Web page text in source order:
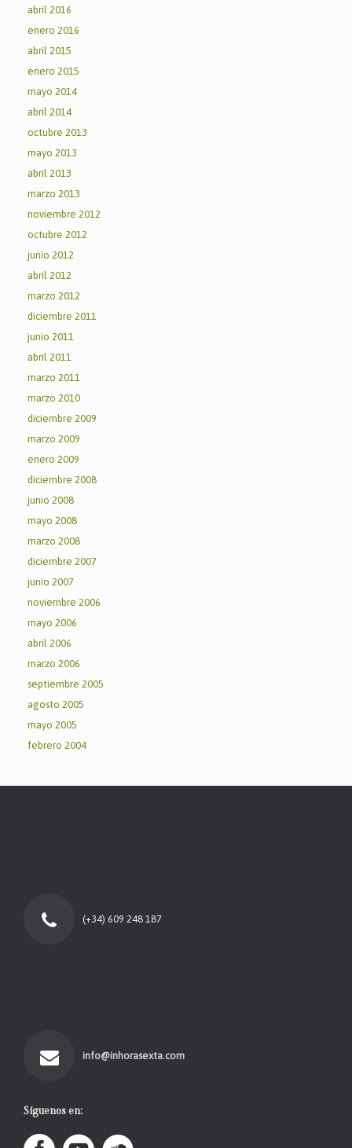
abril 2016
enero 2016
abril 2015
enero 2015
mayo 2014
abril 2014
octubre 2013
mayo 2013
abril 2013
marzo 2013
noviembre 2012
octubre 2012
junio 2012
abril 2012
marzo 2012
diciembre 2011
junio 2011
abril 2011
marzo 2011
marzo 2010
diciembre 2009
marzo 2009
enero 2009
diciembre 2008
junio 2008
mayo 2008
marzo 2008
diciembre 2007
junio 2007
noviembre 2006
mayo 2006
abril 2006
marzo 2006
septiembre 2005
agosto 2005
mayo 2005
febrero 2004
(+34) 609 248 187
info@inhorasexta.com
Síguenos en: